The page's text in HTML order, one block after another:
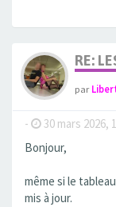
RE:
par
- 30 mars 2026,
Bonjour,
même si le
mis à jour.